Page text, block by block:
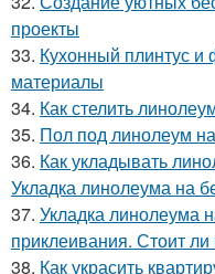
проекты
33. Кухонный плинтус и
материалы
34. Как стелить
35. Пол под линолеум
36. Как укладывать
Укладка линолеума на
37. Укладка линолеума
приклеивания. Стоит ли
38. Как украсить